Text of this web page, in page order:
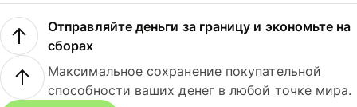
Отправляйте деньги за границу и экономьте на
сборах
Максимальное сохранение покупательной
способности ваших денег в любой точке мира.